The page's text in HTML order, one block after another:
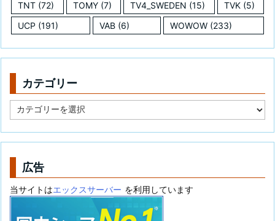
TNT (72) TOMY(7) TV4_SWEDEN (15) TVK(5)
UCP (191) VAB(6) WOWOW (233)
カテゴリー
テ
リ
広告
当サイトはエックスサーバー を利用しています